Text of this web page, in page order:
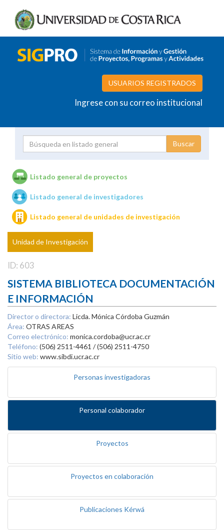
USUARIOS REGISTRADOS
Ingrese con su correo institucional
Unidades de investigación
Listado general de proyectos
Listado general de investigadores
Listado general de unidades de investigación
Unidad de Investigación
ID: 603
SISTEMA BIBLIOTECA DOCUMENTACIÓN
E INFORMACIÓN
Director o directora: Licda. Mónica Córdoba Guzmán
Área: OTRAS AREAS
Correo electrónico: monica.cordoba@ucr.ac.cr
Teléfono: (506) 2511-4461 / (506) 2511-4750
Sitio web: www.sibdi.ucr.ac.cr
Personas investigadoras
Personal colaborador
Proyectos
Proyectos en colaboración
Publicaciones Kérwá